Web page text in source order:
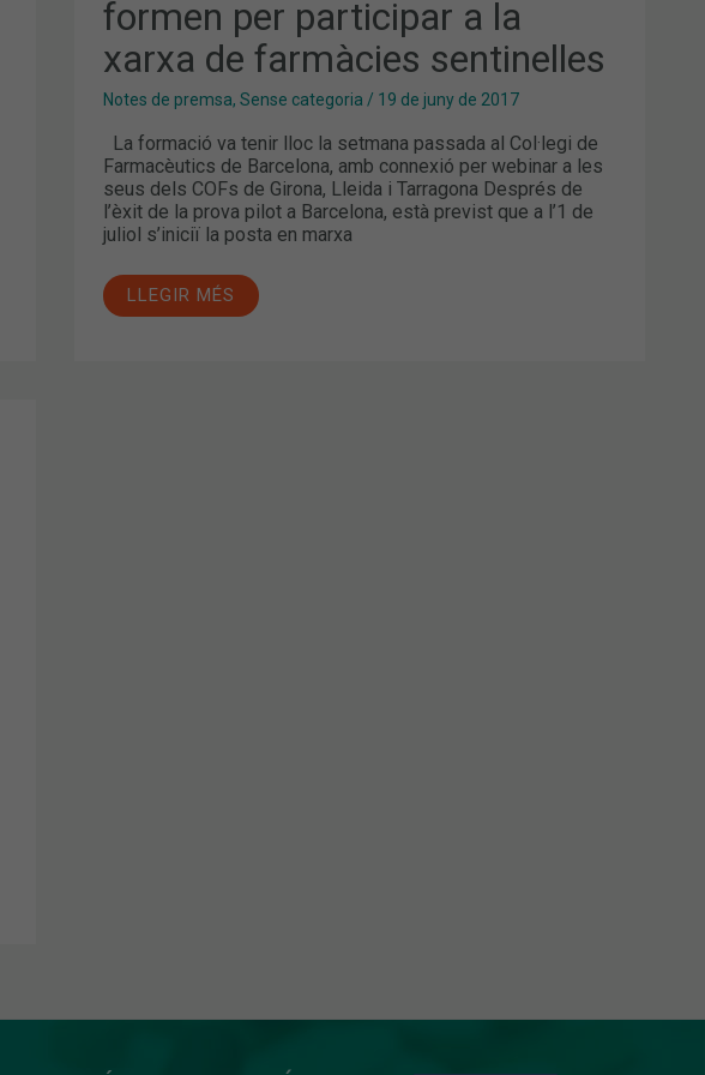
formen per participar a la
xarxa de farmàcies sentinelles
Notes de premsa,Sense categoria / 19 de juny de 2017
La formació va tenir lloc la setmana passada al Col·legi de
Farmacèutics de Barcelona, amb connexió per webinar a les
seus dels COFs de Girona, Lleida i Tarragona Després de
l’èxit de la prova pilot a Barcelona, està previst que a l’1 de
juliol s’iniciï la posta en marxa
SENTINELLES
LLEGIR MÉS